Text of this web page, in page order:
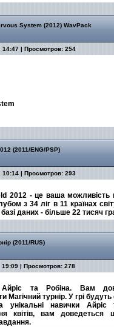
System (2012) WavPack
14:47 | Просмотров: 254
(2011/ENG/PSP)
10:14 | Просмотров: 293
2012 - це ваша можливість
з 34 ліг в 11 країнах
даних - більше 22 тисяч
(2011/RUS)
19:09 | Просмотров: 278
Айріс та Робіна. Вам
турнір. У грі будуть
унікальні навички Айріс
квітів, вам доведеться